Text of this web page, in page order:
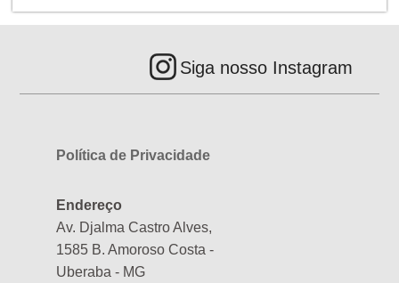
Siga nosso Instagram
Política de Privacidade
Endereço
Av. Djalma Castro Alves,
1585 B. Amoroso Costa -
Uberaba - MG